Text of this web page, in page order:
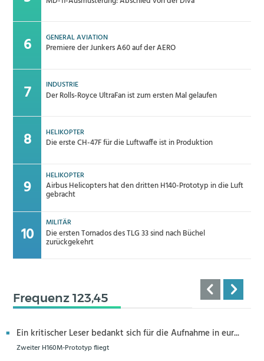
GENERAL AVIATION
Premiere der Junkers A60 auf der AERO
INDUSTRIE
Der Rolls-Royce UltraFan ist zum ersten Mal gelaufen
HELIKOPTER
Die erste CH-47F für die Luftwaffe ist in Produktion
HELIKOPTER
Airbus Helicopters hat den dritten H140-Prototyp in die Luft
gebracht
MILITÄR
Die ersten Tornados des TLG 33 sind nach Büchel
zurückgekehrt
Frequenz 123,45
Ein kritischer Leser bedankt sich für die Aufnahme in eur...
Zweiter H160M-Prototyp fliegt